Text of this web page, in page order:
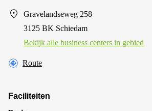
Gravelandseweg 258
3125 BK Schiedam
Bekijk alle business centers in gebied
Route
Faciliteiten